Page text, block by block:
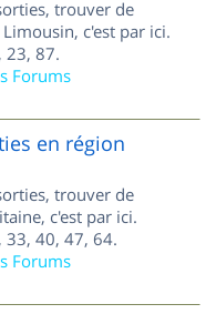
trouver de
c'est par ici.
23, 87.
Forums
en région
trouver de
c'est par ici.
33, 40, 47, 64.
Forums